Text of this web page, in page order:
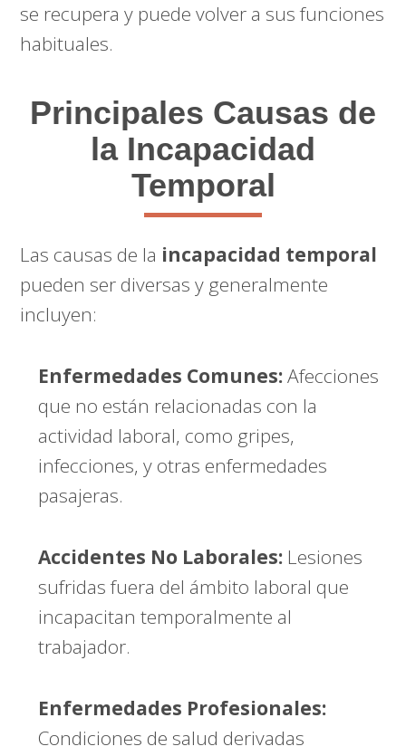
se recupera y puede volver a sus funciones
habituales.
Principales Causas de
la Incapacidad
Temporal
Las causas de la incapacidad temporal
pueden ser diversas y generalmente
incluyen:
Enfermedades Comunes:Afecciones
que no están relacionadas con la
actividad laboral, como gripes,
infecciones, y otras enfermedades
pasajeras.
Accidentes No Laborales: Lesiones
sufridas fuera del ámbito laboral que
incapacitan temporalmente al
trabajador.
Enfermedades Profesionales:
Condiciones de salud derivadas